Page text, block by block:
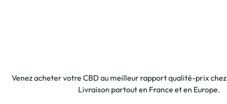
Venez acheter votre CBD au meilleur rapport qualité-prix chez
Livraison partout en France et en Europe.